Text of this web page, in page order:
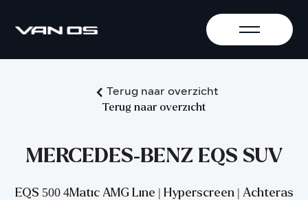
Terug naar overzicht
Terug naar overzicht
MERCEDES-BENZ EQS SUV
EQS 500 4Matic AMG Line | Hyperscreen | Achteras